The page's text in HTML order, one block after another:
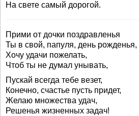
На свете самый дорогой.
Прими от дочки поздравленья
Ты в свой, папуля, день рожденья,
Хочу удачи пожелать,
Чтоб ты не думал унывать,
Пускай всегда тебе везет,
Конечно, счастье пусть придет,
Желаю множества удач,
Решенья жизненных задач!